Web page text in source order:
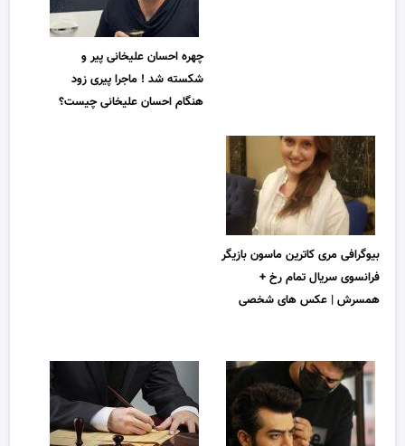
چهره احسان علیخانی پیر و
شکسته شد ! ماجرا پیری زود
هنگام احسان علیخانی چیست؟
بیوگرافی مری کاترین ماسون بازیگر
فرانسوی سریال تمام رخ +
همسرش | عکس های شخصی